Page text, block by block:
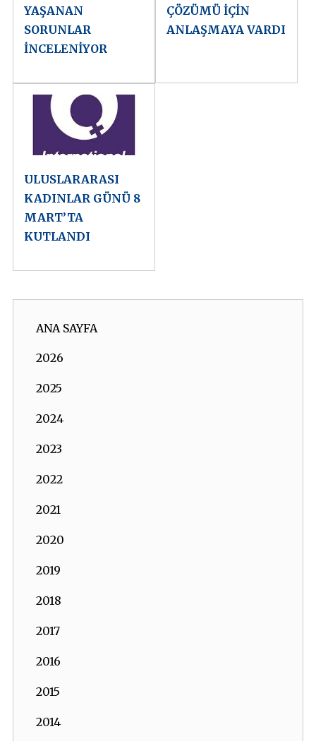
YAŞANAN
SORUNLAR
İNCELENİYOR
ÇÖZÜMÜ İÇİN
ANLAŞMAYA VARDI
ULUSLARARASI
KADINLAR GÜNÜ 8
MART’TA
KUTLANDI
ANA SAYFA
2026
2025
2024
2023
2022
2021
2020
2019
2018
2017
2016
2015
2014